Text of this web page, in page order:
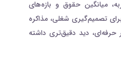
میانگین حقوق و بازه‌های
تصمیم‌گیری شغلی، مذاکره
حرفه‌ای، دید دقیق‌تری داشته